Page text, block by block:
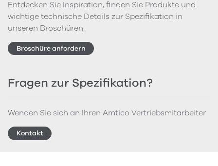
Entdecken Sie Inspiration, finden Sie Produkte und
wichtige technische Details zur Spezifikation in
unseren Broschüren.
Broschüre anfordern
Fragen zur Spezifikation?
Wenden Sie sich an Ihren Amtico Vertriebsmitarbeiter
Kontakt